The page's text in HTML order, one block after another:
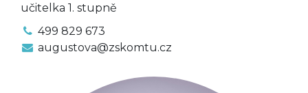
učitelka 1. stupně
499 829 673
augustova@zskomtu.cz